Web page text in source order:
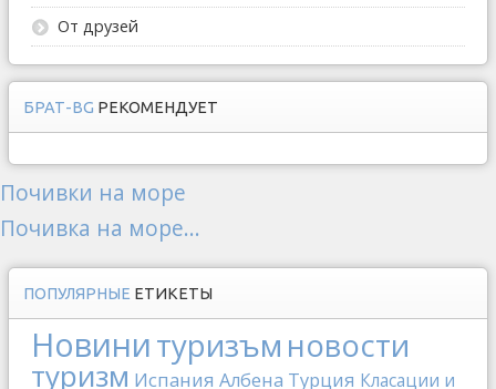
От друзей
БРАТ-BG РЕКОМЕНДУЕТ
Почивки на море
Почивка на море...
ПОПУЛЯРНЫЕ ЕТИКЕТЫ
Новинитуризъм новости
туризм Испания Албена Турция Класации и